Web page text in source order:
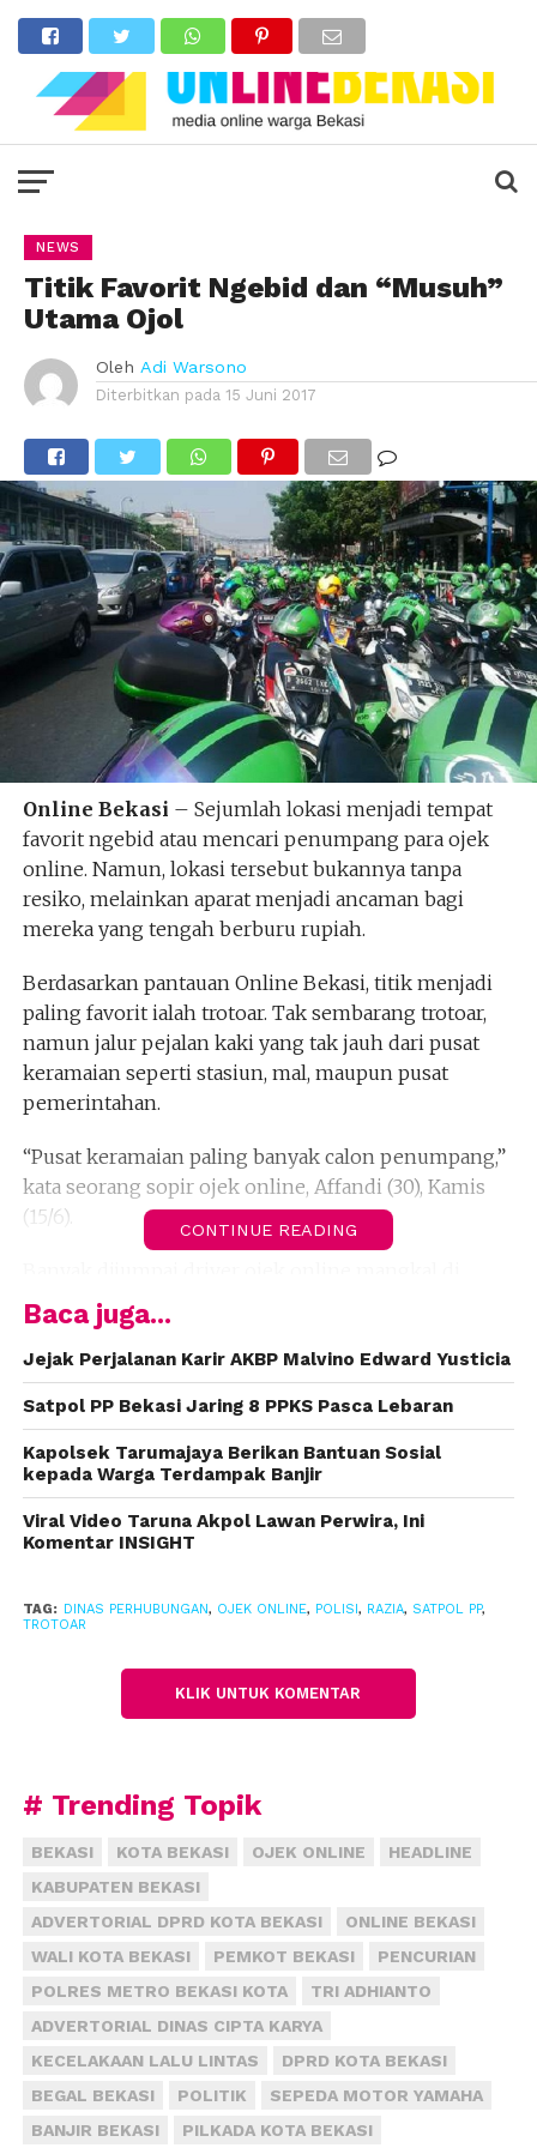
NEWS
Titik Favorit Ngebid dan “Musuh”
Utama Ojol
Oleh Adi Warsono
Diterbitkan pada 15 Juni 2017
Online Bekasi – Sejumlah lokasi menjadi tempat
favorit ngebid atau mencari penumpang para ojek
online. Namun, lokasi tersebut bukannya tanpa
resiko, melainkan aparat menjadi ancaman bagi
mereka yang tengah berburu rupiah.
Berdasarkan pantauan Online Bekasi, titik menjadi
paling favorit ialah trotoar. Tak sembarang trotoar,
namun jalur pejalan kaki yang tak jauh dari pusat
keramaian seperti stasiun, mal, maupun pusat
pemerintahan.
“Pusat keramaian paling banyak calon penumpang,”
kata seorang sopir ojek online, Affandi (30), Kamis
(15/6).
trotoar atau pedestrian Jalan Ahmad Yani (dekat
dengan BCP, Giant, MM), Jalan Juanda (dekat dengan
Pemkot Bekasi), Jalan Juanda (dekat dengan Stasiun
Bekasi), dan lainnya.
Biasanya penumpang adalah pegawai perkantoran,
orang mau belanja atau jalan-jalan ke mal, serta
orang baru pulang bekerja. Para penumpang
tersebut sudah tak tertarik lagi dengan ojek
“Naik opang mahal, naik angkot tidak nyaman
Perhubungan, maupun Satuan Polisi Lalu Lintas.
Aparat tersebut menganggap bahwa trotoar bukan
tempat untuk mangkal, melainkan jalur khusus
pejalan kaki.
Yuliana mengatakan, pihaknya sampai menerjunkan
anak buahnya berpatroli di sepanjang jalur
pedestrian di Jalan Ahmad Yani.
pinggir jalan membuat kemacetan lalu lintas,” kata
CONTINUE READING
Baca juga...
Jejak Perjalanan Karir AKBP Malvino Edward Yusticia
Satpol PP Bekasi Jaring 8 PPKS Pasca Lebaran
Kapolsek Tarumajaya Berikan Bantuan Sosial
kepada Warga Terdampak Banjir
Viral Video Taruna Akpol Lawan Perwira, Ini
Komentar INSIGHT
TAG: DINAS PERHUBUNGAN, OJEK ONLINE, POLISI , RAZIA, SATPOL PP,
TROTOAR
KLIK UNTUK KOMENTAR
# Trending Topik
BEKASI KOTA BEKASI OJEK ONLINE
HEADLINE
KABUPATEN BEKASI
ADVERTORIAL DPRD KOTA BEKASI
ONLINE BEKASI
WALI KOTA BEKASI
PEMKOT BEKASI
PENCURIAN
POLRES METRO BEKASI KOTA
TRI ADHIANTO
ADVERTORIAL DINAS CIPTA KARYA
KECELAKAAN LALU LINTAS
DPRD KOTA BEKASI
BEGAL BEKASI
POLITIK
SEPEDA MOTOR YAMAHA
BANJIR BEKASI
PILKADA KOTA BEKASI